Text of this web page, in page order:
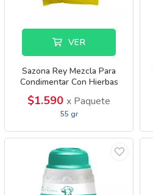
VER
Sazona Rey Mezcla Para
Condimentar Con Hierbas
$1.590 x Paquete
55 gr